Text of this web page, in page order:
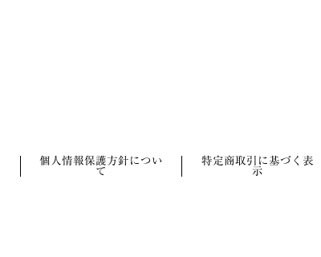
個人情報保護方針につい
て
特定商取引に基づく表
示